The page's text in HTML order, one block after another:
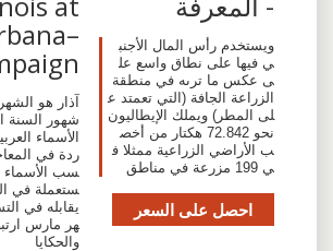
ويستخدم رأس المال الأجنب
ي فيها على نطاق واسع عل
ى عكس ما ترىه في منطقة
الزراعة الجافة (التي تعمتد ع
لى المطر) ويملك الإيطاليون
نحو 72.842 هكتار من أخص
ب الأراضي الزراعية ممثلا ف
ي 199 مزرعة في مناطق
احصل على السعر
شهور السنة
الأسماء
ردة في
سب الأسماء
ستعملة في
يقابله في
هر مارس
والحكايا